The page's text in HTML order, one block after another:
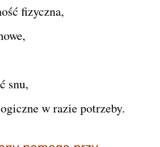
fizyczna,
snu,
w razie potrzeby.